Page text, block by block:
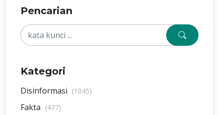
Pencarian
Kategori
Disinformasi (1045)
Fakta (477)